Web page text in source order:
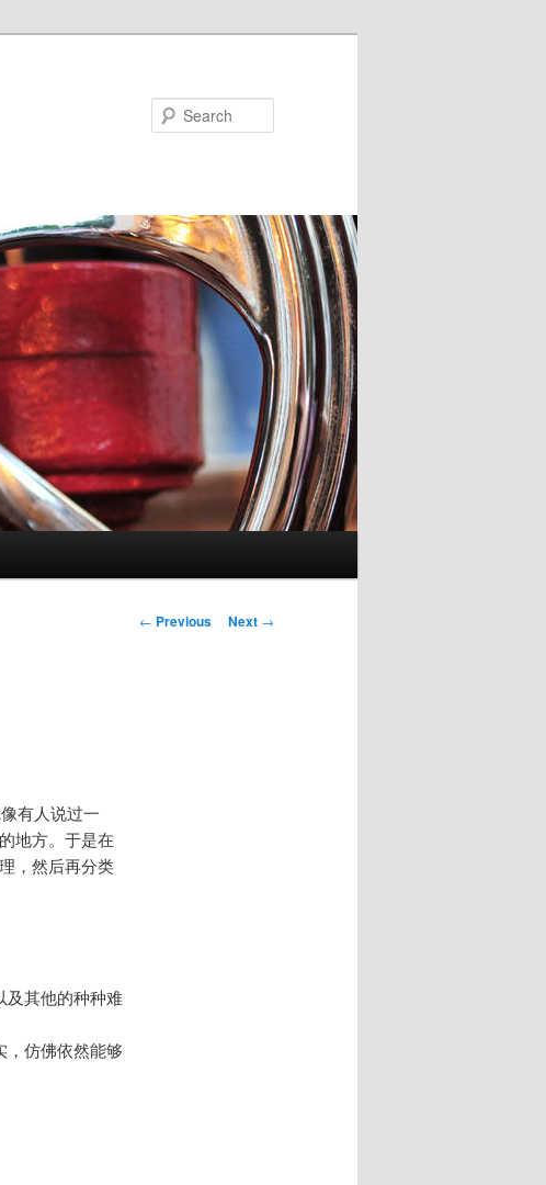
Post
← Previous Next →
有人说过一
地方。于是在
，然后再分类
及其他的种种难
，仿佛依然能够